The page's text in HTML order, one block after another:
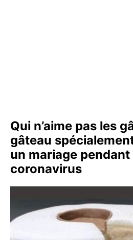
Qui n’aime pas les
gâteau
un mariage pendant
coronavirus